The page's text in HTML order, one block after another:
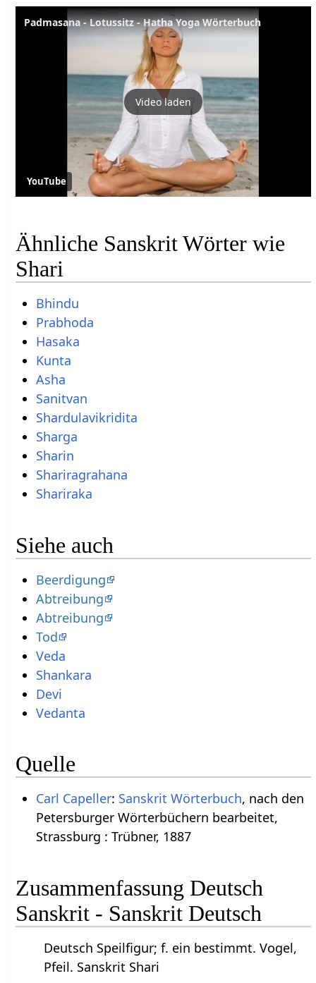
Padmasana - Lotussitz - Hatha Yoga Wörterbuch
Video laden
YouTube
Ähnliche Sanskrit Wörter wie
Shari
Bhindu
Prabhoda
Hasaka
Kunta
Asha
Sanitvan
Shardulavikridita
Sharga
Sharin
Shariragrahana
Shariraka
Siehe auch
Beerdigung
Abtreibung
Abtreibung
Tod
Veda
Shankara
Devi
Vedanta
Quelle
Carl Capeller: Sanskrit Wörterbuch, nach den
Petersburger Wörterbüchern bearbeitet,
Strassburg : Trübner, 1887
Zusammenfassung Deutsch
Sanskrit - Sanskrit Deutsch
Deutsch Speilfigur; f. ein bestimmt. Vogel,
Pfeil. Sanskrit Shari